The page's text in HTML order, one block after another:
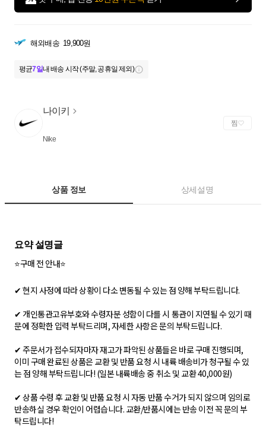
해외배송 19,900원
평균7일내 배송 시작 (주말, 공휴일 제외)
나이키
Nike
찜
상품 정보 상세설명
요약 설명글
⭐구매 전 안내⭐
✔ 현지 사정에 따라 상황이 다소 변동될 수 있는 점 양해 부탁드립니다.
✔ 개인통관고유부호와 수령자분 성함이 다를 시 통관이 지연될 수 있기 때
문에 정확한 입력 부탁드리며, 자세한 사항은 문의 부탁드립니다.
✔ 주문서가 접수되자마자 재고가 파악된 상품들은 바로 구매 진행되며,
이미 구매 완료된 상품은 교환 및 반품 요청 시 내륙 배송비가 청구될 수 있
는 점 양해 부탁드립니다! (일본 내륙배송 중 취소 및 교환 40,000원)
✔ 상품 수령 후 교환 및 반품 요청 시 자동 반품 수거가 되지 않으며 임의로
반송하실 경우 확인이 어렵습니다. 교환/반품시에는 반송 이전 꼭 문의 부
탁드립니다!